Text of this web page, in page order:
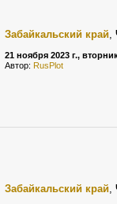
Забайкальский край,
21 ноября 2023 г.,
Автор: RusPlot
Забайкальский край,